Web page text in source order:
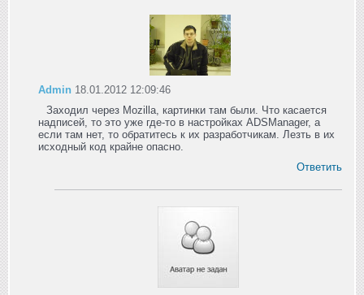
Admin 18.01.2012 12:09:46
Заходил через Mozilla, картинки там были. Что касается
надписей, то это уже где-то в настройках ADSManager, а
если там нет, то обратитесь к их разработчикам. Лезть в их
исходный код крайне опасно.
Ответить